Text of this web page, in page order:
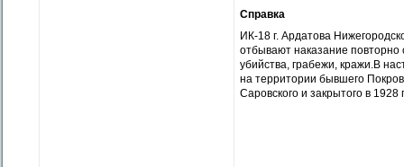
Справка
ИК-18 г. Ардатова
отбывают наказание повторно
убийства, грабежи, кражи.В
на территории бывшего
Саровского и закрытого в